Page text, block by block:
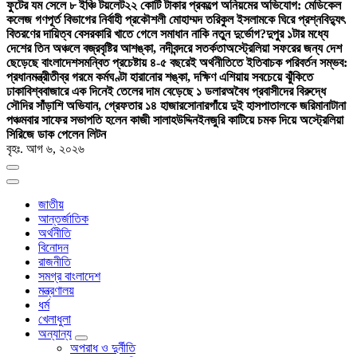
ফুটের যম সেলে ৮ ইঞ্চি টয়লেট২২ কোটি টাকার প্রকল্পে অনিয়মের অভিযোগ: মেডিকেল
কলেজ গণপূর্ত বিভাগের নির্বাহী প্রকৌশলী মোহাম্মদ তরিকুল ইসলামকে ঘিরে প্রশ্নবিদ্যুৎ
বিতরণের দায়িত্ব বেসরকারি খাতে গেলে সমাধান নাকি নতুন দুর্ভোগ?দুপুর ১টার মধ্যে
দেশের তিন অঞ্চলে বজ্রবৃষ্টির আশঙ্কা, নদীবন্দরে সতর্কতাঅস্ট্রেলিয়া সফরের জন্য দেশ
ছেড়েছে বাংলাদেশসমন্বিত প্রচেষ্টায় ৪-৫ বছরেই অর্থনীতিতে ইতিবাচক পরিবর্তন সম্ভব:
প্রধানমন্ত্রীতীব্র গরমে কর্মঘণ্টা হারানোর শঙ্কা, দক্ষিণ এশিয়ায় সবচেয়ে ঝুঁকিতে
ঢাকাবিশ্ববাজারে এক দিনেই তেলের দাম বেড়েছে ১ ডলারঅবৈধ প্রবাসীদের বিরুদ্ধে
সৌদির সাঁড়াশি অভিযান, গ্রেফতার ১৪ হাজারসোনারগাঁয়ে দুই হাসপাতালকে জরিমানাটানা
পঞ্চমবার সাফের সভাপতি হলেন কাজী সালাহউদ্দিনইনজুরি কাটিয়ে চমক দিয়ে অস্ট্রেলিয়া
সিরিজে ডাক পেলেন লিটন
বৃহঃ. আগ ৬, ২০২৬
জাতীয়
আন্তর্জাতিক
অর্থনীতি
বিনোদন
রাজনীতি
সমগ্র বাংলাদেশ
মন্ত্রণালয়
ধর্ম
খেলাধুলা
অন্যান্য
অপরাধ ও দুর্নীতি